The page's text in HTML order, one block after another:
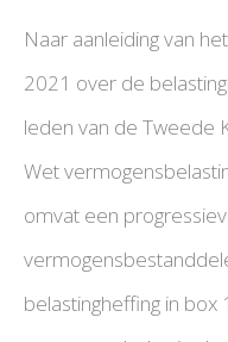
Naar aanleiding van
2021 over de
leden van de Tweede
Wet
omvat een
belastingheffing in box